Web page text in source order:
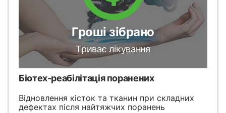
Гроші зібрано
Триває лікування
Біотех-реабілітація поранених
Відновлення кісток та тканин при складних
дефектах після найтяжчих поранень